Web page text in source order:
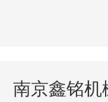
南京鑫铭机